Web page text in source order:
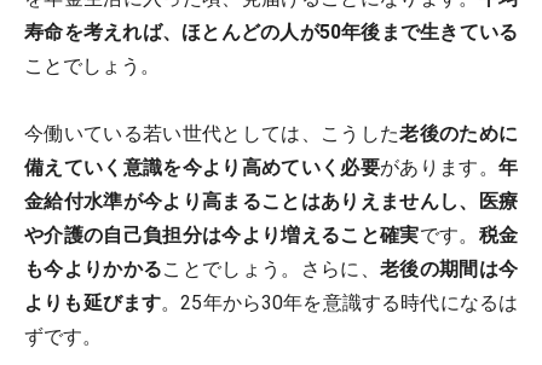
寿命を考えれば、ほとんどの人が50年後まで生きている
ことでしょう。
今働いている若い世代としては、こうした老後のために
備えていく意識を今より高めていく必要があります。 年
金給付水準が今より高まることはありえませんし、医療
や介護の自己負担分は今より増えること確実です。 税金
も今よりかかることでしょう。さらに、老後の期間は今
よりも延びます。25年から30年を意識する時代になるは
ずです。